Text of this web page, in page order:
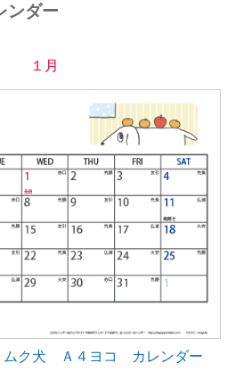
ダー
１月
ムク犬 Ａ４ヨコ カレンダー